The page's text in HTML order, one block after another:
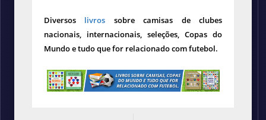
Diversos livros sobre camisas de clubes
nacionais, internacionais, seleções, Copas do
Mundo e tudo que for relacionado com futebol.